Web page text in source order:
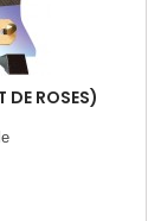
DE ROSES)